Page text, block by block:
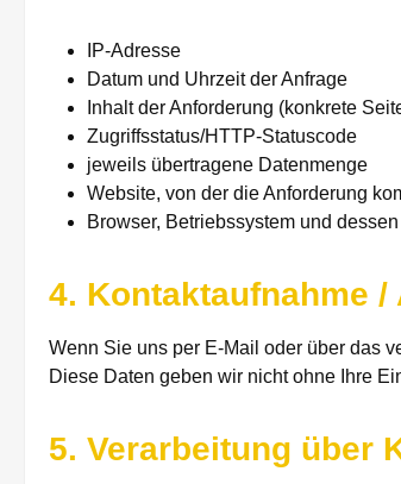
IP-Adresse
Datum und Uhrzeit der Anfrage
Inhalt der Anforderung (konkrete
Zugriffsstatus/HTTP-Statuscode
jeweils übertragene Datenmenge
Website, von der die Anforderung
Browser, Betriebssystem und
4. Kontaktaufnahme
Wenn Sie uns per E-Mail oder über das
Diese Daten geben wir nicht ohne Ihre
5. Verarbeitung über